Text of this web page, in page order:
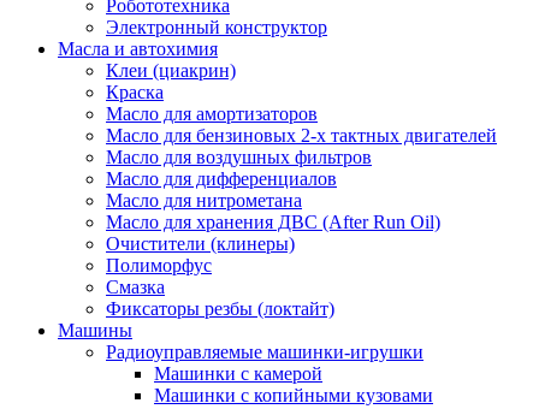
Робототехника
Электронный конструктор
Масла и автохимия
Клеи (циакрин)
Краска
Масло для амортизаторов
Масло для бензиновых 2-х тактных двигателей
Масло для воздушных фильтров
Масло для дифференциалов
Масло для нитрометана
Масло для хранения ДВС (After Run Oil)
Очистители (клинеры)
Полиморфус
Смазка
Фиксаторы резбы (локтайт)
Машины
Радиоуправляемые машинки-игрушки
Машинки с камерой
Машинки с копийными кузовами